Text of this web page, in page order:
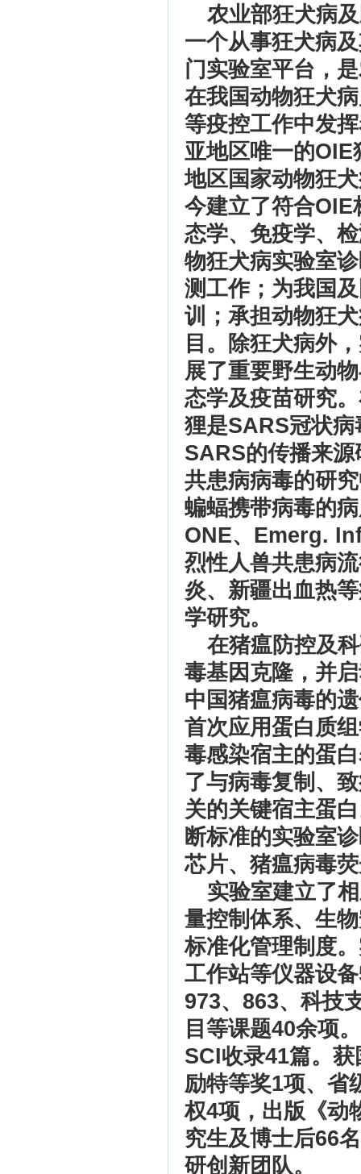
农业部狂犬病
一个从事狂犬病
门实验室平台，
在我国动物狂犬
等疫控工作中发
亚地区唯一的OIE
地区国家动物狂
今建立了符合OIE
态学、免疫学、
物狂犬病实验室
测工作；为我国
训；承担动物狂
目。除狂犬病外
展了重要野生动
态学及疫苗研究
狸是SARS冠状
SARS的传播来
共患病病毒的研
蝙蝠携带病毒的
ONE、Emerg.
烈性人兽共患病
炎、新疆出血热
学研究。
在猪瘟防控及
毒基因克隆，并
中国猪瘟病毒的
首次应用蛋白质
毒感染宿主的蛋
了与病毒复制、
关的关键宿主蛋
断标准的实验室
芯片、猪瘟病毒
实验室建立了
量控制体系、生
标准化管理制度
工作站等仪器设
973、863、科技
目等课题40余项
SCI收录41篇。
励特等奖1项、省
权4项，出版《动
究生及博士后66
研创新团队。